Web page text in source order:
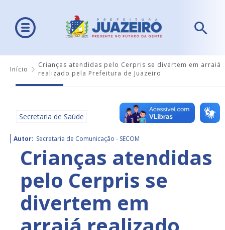
Início
Crianças atendidas pelo Cerpris se divertem em arraiá
realizado pela Prefeitura de Juazeiro
Secretaria de Saúde
Autor: Secretaria de Comunicação - SECOM
Crianças atendidas
pelo Cerpris se
divertem em